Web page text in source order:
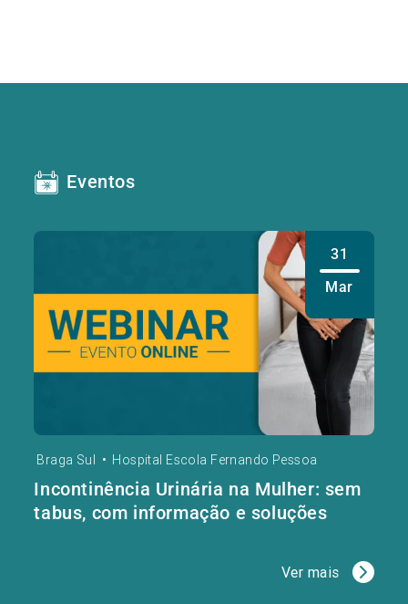
Eventos
31
Mar
Braga Sul • Hospital Escola Fernando Pessoa
Incontinência Urinária na Mulher: sem
tabus, com informação e soluções
Ver mais